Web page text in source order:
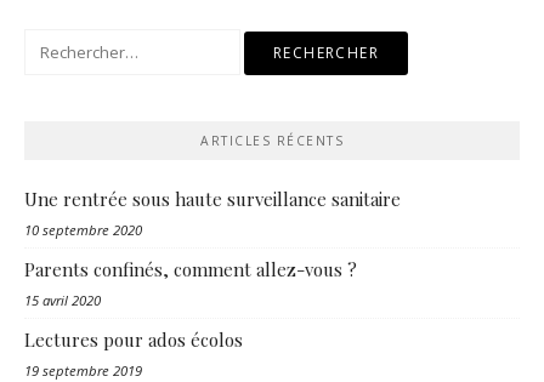
Rechercher :
ARTICLES RÉCENTS
Une rentrée sous haute surveillance sanitaire
10 septembre 2020
Parents confinés, comment allez-vous ?
15 avril 2020
Lectures pour ados écolos
19 septembre 2019